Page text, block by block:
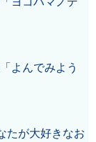
よんでみよう
たが大好きなお